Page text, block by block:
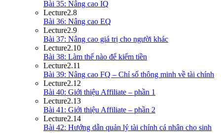
Bài 35: Nâng cao IQ
Lecture2.8
Bài 36: Nâng cao EQ
Lecture2.9
Bài 37: Nâng cao giá trị cho người khác
Lecture2.10
Bài 38: Làm thế nào để kiếm tiền
Lecture2.11
Bài 39: Nâng cao FQ – Chỉ số thông minh về tài chính
Lecture2.12
Bài 40: Giới thiệu Affiliate – phần 1
Lecture2.13
Bài 41: Giới thiệu Affiliate – phần 2
Lecture2.14
Bài 42: Hướng dẫn quản lý tài chính cá nhân cho sinh